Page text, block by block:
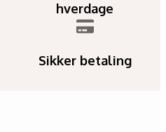
hverdage
Sikker betaling